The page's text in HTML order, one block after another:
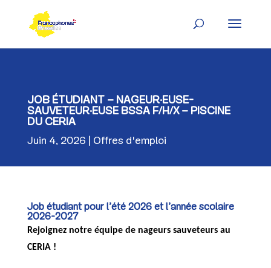
content
JOB ÉTUDIANT – NAGEUR·EUSE-
SAUVETEUR·EUSE BSSA F/H/X – PISCINE
DU CERIA
Juin 4, 2026 Offres d'emploi
Job étudiant pour l’été 2026 et l’année scolaire
2026-2027
Rejoignez notre équipe de nageurs sauveteurs au
CERIA !